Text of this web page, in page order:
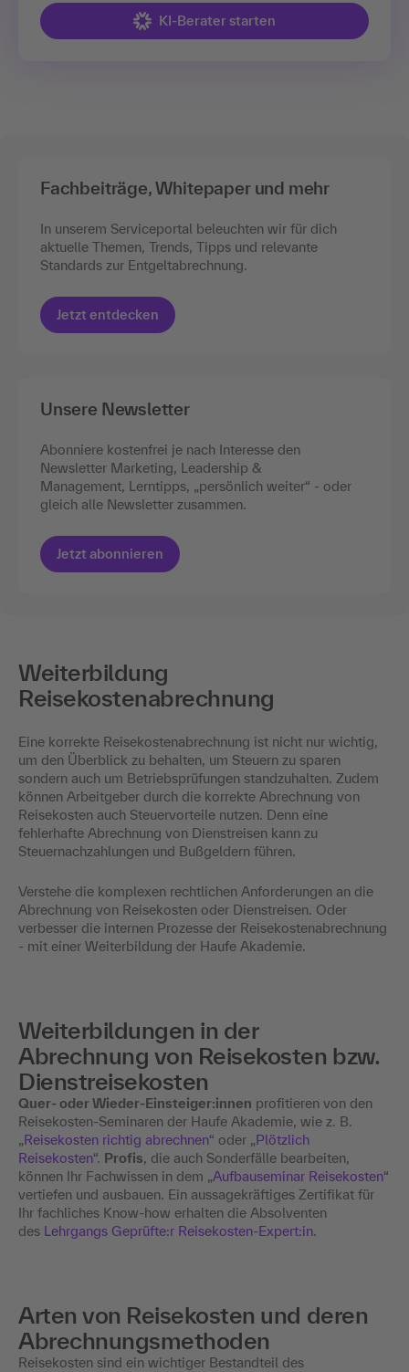
KI-Berater starten
Fachbeiträge, Whitepaper und mehr
In unserem Serviceportal beleuchten wir für dich
aktuelle Themen, Trends, Tipps und relevante
Standards zur Entgeltabrechnung.
Jetzt entdecken
Unsere Newsletter
Abonniere kostenfrei je nach Interesse den
Newsletter Marketing, Leadership &
Management, Lerntipps, „persönlich weiter“ - oder
gleich alle Newsletter zusammen.
Jetzt abonnieren
Weiterbildung
Reisekostenabrechnung
Eine korrekte Reisekostenabrechnung ist nicht nur wichtig,
um den Überblick zu behalten, um Steuern zu sparen
sondern auch um Betriebsprüfungen standzuhalten. Zudem
können Arbeitgeber durch die korrekte Abrechnung von
Reisekosten auch Steuervorteile nutzen. Denn eine
fehlerhafte Abrechnung von Dienstreisen kann zu
Steuernachzahlungen und Bußgeldern führen.
Verstehe die komplexen rechtlichen Anforderungen an die
Abrechnung von Reisekosten oder Dienstreisen. Oder
verbesser die internen Prozesse der Reisekostenabrechnung
- mit einer Weiterbildung der Haufe Akademie.
Weiterbildungen in der
Abrechnung von Reisekosten bzw.
Dienstreisekosten
Quer- oder Wieder-Einsteiger:innen profitieren von den
Reisekosten-Seminaren der Haufe Akademie, wie z. B.
„Reisekosten richtig abrechnen“ oder „Plötzlich
Reisekosten“. Profis, die auch Sonderfälle bearbeiten,
können Ihr Fachwissen in dem „Aufbauseminar Reisekosten“
vertiefen und ausbauen. Ein aussagekräftiges Zertifikat für
Ihr fachliches Know-how erhalten die Absolventen
des Lehrgangs Geprüfte:r Reisekosten-Expert:in.
Arten von Reisekosten und deren
Abrechnungsmethoden
Reisekosten sind ein wichtiger Bestandteil des